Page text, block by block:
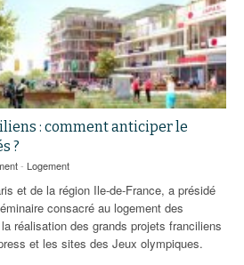
: comment anticiper le
?
- Logement
et de la région Ile-de-France, a présidé
consacré au logement des
réalisation des grands projets franciliens
et les sites des Jeux olympiques.